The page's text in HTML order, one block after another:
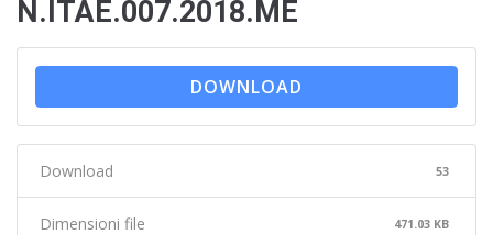
N.ITAE.007.2018.ME
DOWNLOAD
Download 53
Dimensioni file 471.03 KB